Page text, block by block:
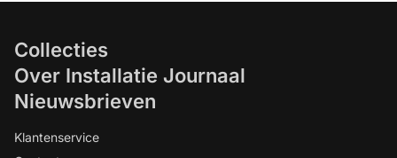
Collecties
Over Installatie Journaal
Nieuwsbrieven
Klantenservice